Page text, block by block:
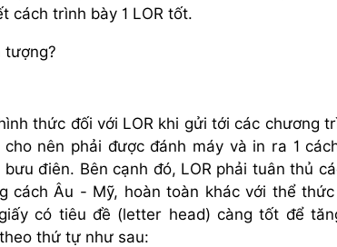
cách trình bày 1 LOR tốt.
tượng?
thức đối với LOR khi gửi tới các chương
nên phải được đánh máy và in ra 1
điên. Bên cạnh đó, LOR phải tuân thủ
cách Âu - Mỹ, hoàn toàn khác với thể
có tiêu đề (letter head) càng tốt để
thứ tự như sau: